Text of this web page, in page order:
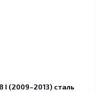
I (2009–2013) сталь